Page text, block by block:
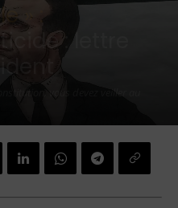
» :
: lettre
vous devez veiller au